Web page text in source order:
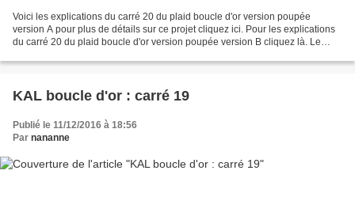
Voici les explications du carré 20 du plaid boucle d'or version poupée
version A pour plus de détails sur ce projet cliquez ici. Pour les explications
du carré 20 du plaid boucle d'or version poupée version B cliquez là. Le
KAL boucle d'or : carré 19
Publié le 11/12/2016 à 18:56
Par nananne